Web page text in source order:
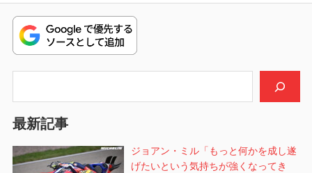
ハ
ン
ガ
リ
バラ
ト
ン・
ビ
ゲ
ー
シ
ョ
ン
投
稿:
最新記事
ジョアン・ミル「もっと何かを成し遂
げたいという気持ちが強くなってき